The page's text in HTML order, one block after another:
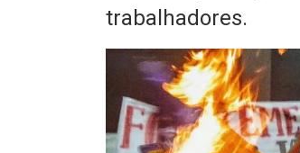
trabalhadores.